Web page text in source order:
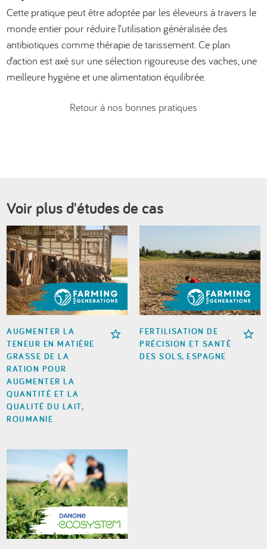
Cette pratique peut être adoptée par les éleveurs à travers le
monde entier pour réduire l’utilisation généralisée des
antibiotiques comme thérapie de tarissement. Ce plan
d’action est axé sur une sélection rigoureuse des vaches, une
meilleure hygiène et une alimentation équilibrée.
Retour à nos bonnes pratiques
Voir plus d'études de cas
AUGMENTER LA
TENEUR EN MATIÈRE
GRASSE DE LA
RATION POUR
AUGMENTER LA
QUANTITÉ ET LA
QUALITÉ DU LAIT,
ROUMANIE
FERTILISATION DE
PRÉCISION ET SANTÉ
DES SOLS, ESPAGNE